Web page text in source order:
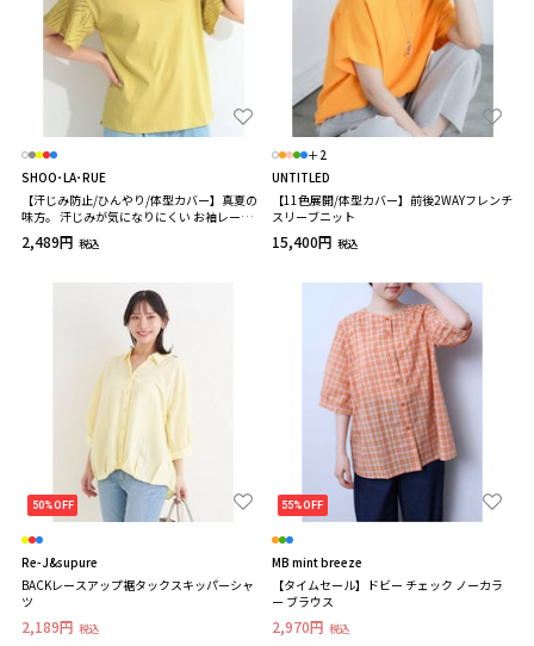
SHOO･LA･RUE
【汗じみ防止/ひんやり/体型カバー】真夏の
味方。 汗じみが気になりにくい お袖レース
フレアTシャツ
2,489円 税込
＋2
UNTITLED
【11色展開/体型カバー】前後2WAYフレンチ
スリーブニット
15,400円 税込
50%OFF
Re-J&supure
BACKレースアップ裾タックスキッパーシャ
ツ
2,189円 税込
55%OFF
MB mint breeze
【タイムセール】ドビー チェック ノーカラ
ー ブラウス
2,970円 税込